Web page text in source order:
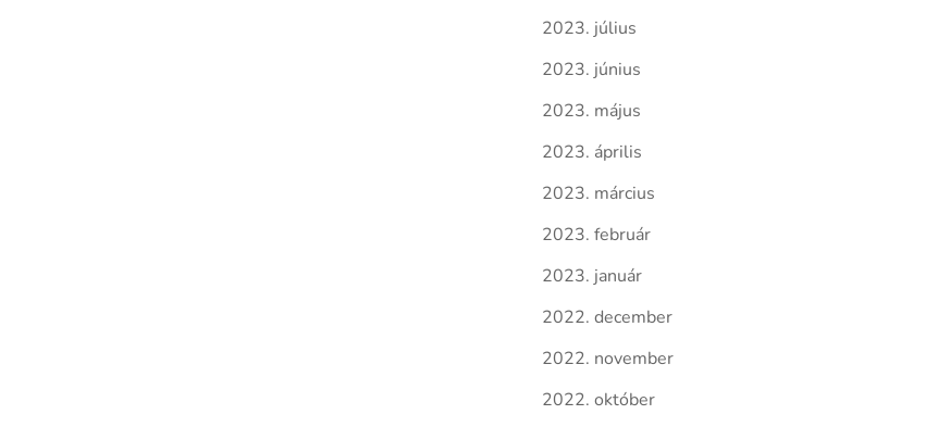
2023. július
2023. június
2023. május
2023. április
2023. március
2023. február
2023. január
2022. december
2022. november
2022. október